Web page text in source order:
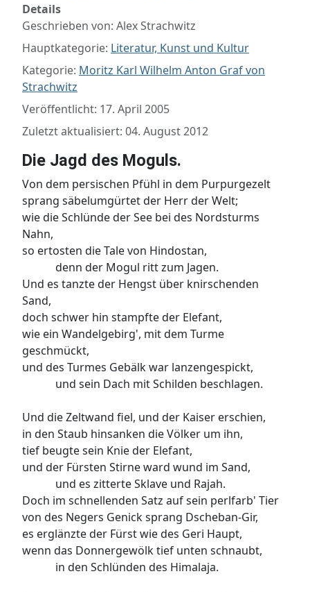
Details
Geschrieben von: Alex Strachwitz
Hauptkategorie: Literatur, Kunst und Kultur
Kategorie: Moritz Karl Wilhelm Anton Graf von
Strachwitz
Veröffentlicht: 17. April 2005
Zuletzt aktualisiert: 04. August 2012
Die Jagd des Moguls.
Von dem persischen Pfühl in dem Purpurgezelt
sprang säbelumgürtet der Herr der Welt;
wie die Schlünde der See bei des Nordsturms
Nahn,
so ertosten die Tale von Hindostan,
denn der Mogul ritt zum Jagen.
Und es tanzte der Hengst über knirschenden
Sand,
doch schwer hin stampfte der Elefant,
wie ein Wandelgebirg', mit dem Turme
geschmückt,
und des Turmes Gebälk war lanzengespickt,
und sein Dach mit Schilden beschlagen.
Und die Zeltwand fiel, und der Kaiser erschien,
in den Staub hinsanken die Völker um ihn,
tief beugte sein Knie der Elefant,
und der Fürsten Stirne ward wund im Sand,
und es zitterte Sklave und Rajah.
Doch im schnellenden Satz auf sein perlfarb' Tier
von des Negers Genick sprang Dscheban-Gir,
es erglänzte der Fürst wie des Geri Haupt,
wenn das Donnergewölk tief unten schnaubt,
in den Schlünden des Himalaja.